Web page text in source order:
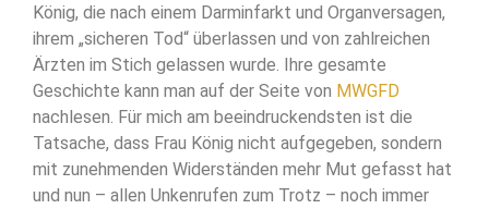
König, die nach einem Darminfarkt und Organversagen,
ihrem „sicheren Tod“ überlassen und von zahlreichen
Ärzten im Stich gelassen wurde. Ihre gesamte
Geschichte kann man auf der Seite von MWGFD
nachlesen. Für mich am beeindruckendsten ist die
Tatsache, dass Frau König nicht aufgegeben, sondern
mit zunehmenden Widerständen mehr Mut gefasst hat
und nun – allen Unkenrufen zum Trotz – noch immer